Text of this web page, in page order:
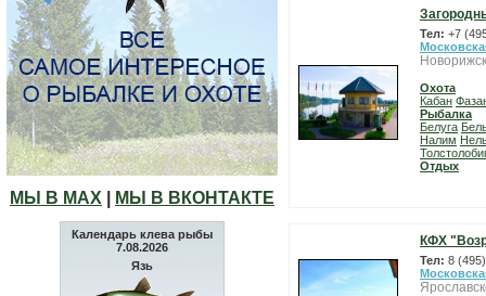
МЫ В МАХ МЫ В ВКОНТАКТЕ
Календарь клева рыбы
7.08.2026
Язь
Тел: +7
Охота
Кабан
Рыбалка
Белуга
Налим
Отдых
КФХ
Тел: 8